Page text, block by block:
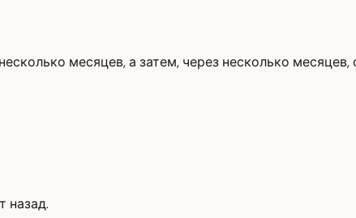
месяцев, а затем, через несколько месяцев,
назад.